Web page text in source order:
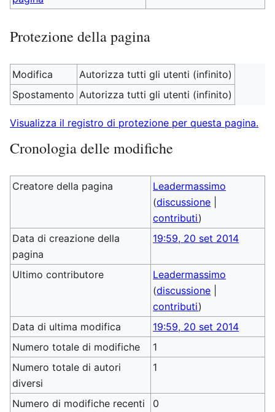
Protezione della pagina
Modifica
Autorizza tutti gli utenti (infinito)
Spostamento Autorizza tutti gli utenti (infinito)
Visualizza il registro di protezione per questa pagina.
Cronologia delle modifiche
Creatore della pagina
Leadermassimo
(discussione
contributi)
Data di creazione della
pagina
19:59, 20 set 2014
Ultimo contributore
Leadermassimo
(discussione
contributi)
Data di ultima modifica
19:59, 20 set 2014
Numero totale di modifiche
1
Numero totale di autori
diversi
1
Numero di modifiche recenti 0